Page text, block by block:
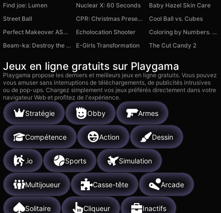
Find joe: Lumen
Nuclear X: 60 Seconds
Baby Hazel Skin Care
Street Ball
CPR: Christmas Present Rush
Cool Ball vs. Cubes
Perfect Makeover ASMR Cleaning
Echolocation Shooter
Coloring by Numbers. Pixel House
Beam-ka: Destroy the car!
E-Girls Transformation The Cut Candy 2
Jeux en ligne gratuits sur Playgama
Playgama propose les derniers et meilleurs jeux en ligne gratuits. Vous pouvez
vous amuser sans interruptions de téléchargements, de publicités intrusives
ou de pop-ups. Chargez simplement vos jeux préférés directement dans votre
navigateur Web et profitez de l'expérience.
Stratégie Obby Armes
Compétence Action Dessin
.io Sports Simulation
Multijoueur Casse-tête Arcade
Solitaire Cliqueur Inactifs